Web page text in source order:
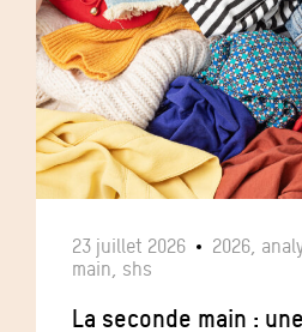
23 juillet 2026
2026,
main, shs
La seconde main :